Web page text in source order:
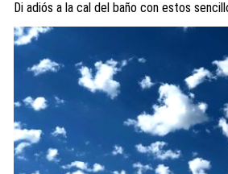
Di adiós a la cal del baño con estos